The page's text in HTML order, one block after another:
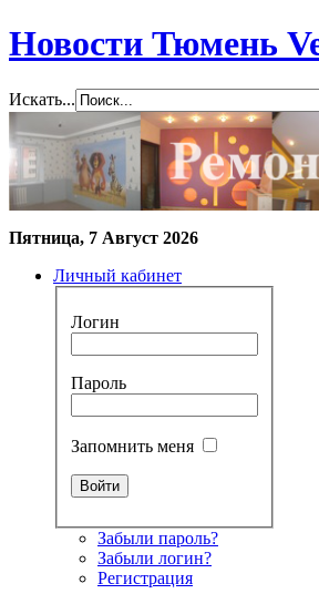
Новости Тюмень
Искать...
Пятница, 7 Август 2026
Личный кабинет
Логин
Пароль
Запомнить меня
Забыли пароль?
Забыли логин?
Регистрация